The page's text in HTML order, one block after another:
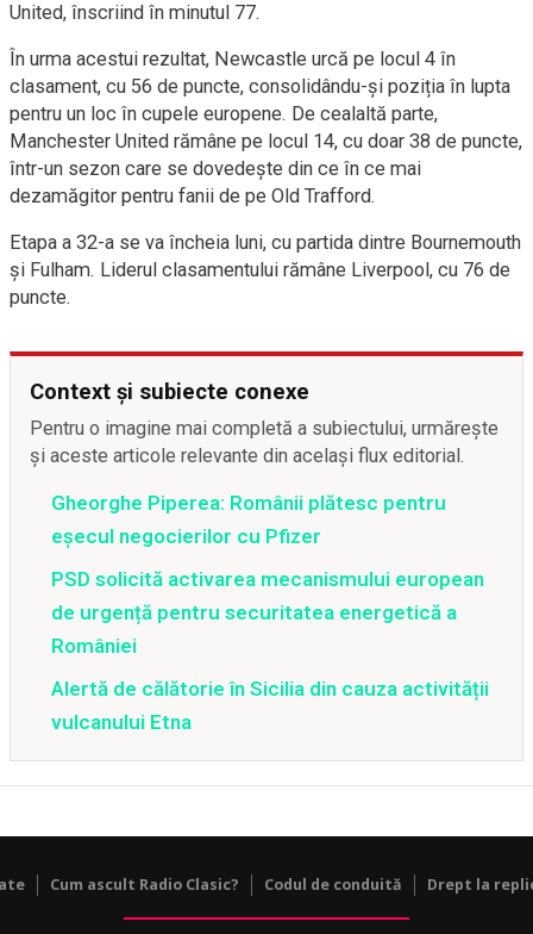
United, înscriind în minutul 77.
În urma acestui rezultat, Newcastle urcă pe locul 4 în
clasament, cu 56 de puncte, consolidându-și poziția în lupta
pentru un loc în cupele europene. De cealaltă parte,
Manchester United rămâne pe locul 14, cu doar 38 de puncte,
într-un sezon care se dovedește din ce în ce mai
dezamăgitor pentru fanii de pe Old Trafford.
Etapa a 32-a se va încheia luni, cu partida dintre Bournemouth
și Fulham. Liderul clasamentului rămâne Liverpool, cu 76 de
puncte.
Context și subiecte conexe
Pentru o imagine mai completă a subiectului, urmărește
și aceste articole relevante din același flux editorial.
Gheorghe Piperea: Românii plătesc pentru
eșecul negocierilor cu Pfizer
PSD solicită activarea mecanismului european
de urgență pentru securitatea energetică a
României
Alertă de călătorie în Sicilia din cauza activității
vulcanului Etna
Cum ascult Radio Clasic? Codul de conduită Drept la